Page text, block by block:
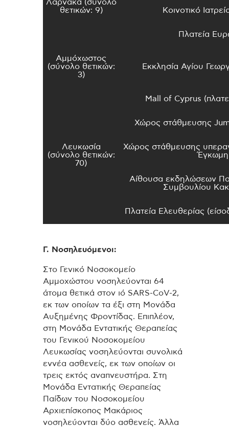
Λάρνακα (σύνολο
θετικών: 9)
Κοινοτικό
Πλατεία
Αμμόχωστος
(σύνολο θετικών:
3)
Εκκλησία Αγίου
Λευκωσία
(σύνολο θετικών:
70)
Mall of Cyprus
Χώρος στάθμευσης
Χώρος στάθμευσης
Έγκωμη
Αίθουσα εκδηλώσεων
Συμβουλίου
Πλατεία Ελευθερίας
Γ. Νοσηλευόμενοι:
Στο Γενικό Νοσοκομείο
Αμμοχώστου νοσηλεύονται 64
άτομα θετικά στον ιό SARS-CoV-2,
εκ των οποίων τα έξι στη Μονάδα
Αυξημένης Φροντίδας. Επιπλέον,
στη Μονάδα Εντατικής Θεραπείας
του Γενικού Νοσοκομείου
Λευκωσίας νοσηλεύονται συνολικά
εννέα ασθενείς, εκ των οποίων οι
τρεις εκτός αναπνευστήρα. Στη
Μονάδα Εντατικής Θεραπείας
Παίδων του Νοσοκομείου
Αρχιεπίσκοπος Μακάριος
νοσηλεύονται δύο ασθενείς. Άλλα